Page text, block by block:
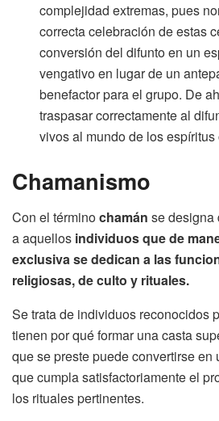
complejidad extremas, pues
correcta celebración de estas
conversión del difunto en un
vengativo en lugar de un
benefactor para el grupo. De
traspasar correctamente al
vivos al mundo de los
Chamanismo
Con el términochamán se designa
a aquellos individuos que de
exclusiva se dedican a las
religiosas, de culto y rituales.
Se trata de individuos reconocidos
tienen por qué formar una casta
que se preste puede convertirse en
que cumpla satisfactoriamente el
los rituales pertinentes.